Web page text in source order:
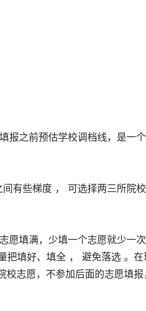
报之前预估学校调档线，是一
有些梯度 ， 可选择两三所院
愿填满，少填一个志愿就少一
填好、填全 ， 避免落选 。在
志愿，不参加后面的志愿填报